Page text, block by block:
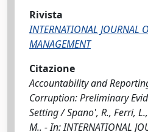
Rivista
INTERNATIONAL JOURNAL
MANAGEMENT
Citazione
Accountability and
Corruption: Preliminary
Setting / Spano', R., Ferri,
M.. - In: INTERNATIONAL